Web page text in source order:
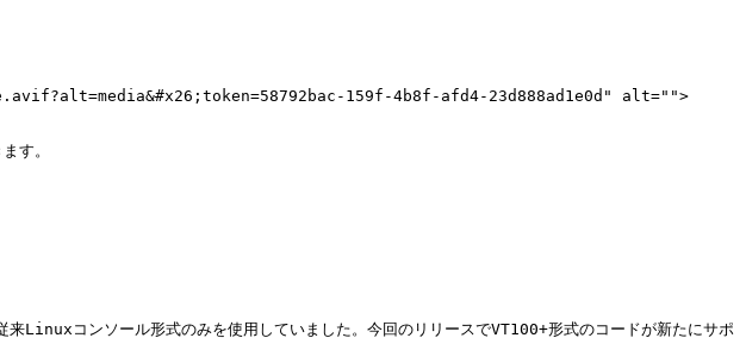
159f-4b8f-afd4-23d888ad1e0d" alt="">
す。
Linuxコンソール形式のみを使用していました。今回のリリースでVT100+形式のコードが新たにサポ